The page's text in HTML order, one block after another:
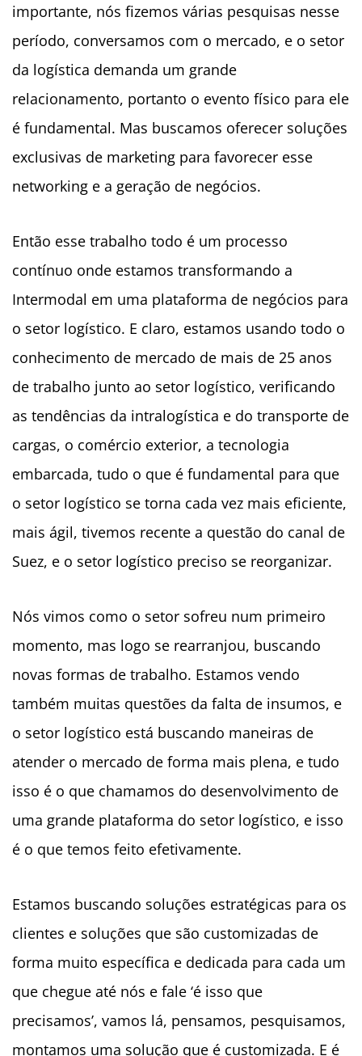
importante, nós fizemos várias pesquisas nesse
período, conversamos com o mercado, e o setor
da logística demanda um grande
relacionamento, portanto o evento físico para ele
é fundamental. Mas buscamos oferecer soluções
exclusivas de marketing para favorecer esse
networking e a geração de negócios.
Então esse trabalho todo é um processo
contínuo onde estamos transformando a
Intermodal em uma plataforma de negócios para
o setor logístico. E claro, estamos usando todo o
conhecimento de mercado de mais de 25 anos
de trabalho junto ao setor logístico, verificando
as tendências da intralogística e do transporte de
cargas, o comércio exterior, a tecnologia
embarcada, tudo o que é fundamental para que
o setor logístico se torna cada vez mais eficiente,
mais ágil, tivemos recente a questão do canal de
Suez, e o setor logístico preciso se reorganizar.
Nós vimos como o setor sofreu num primeiro
momento, mas logo se rearranjou, buscando
novas formas de trabalho. Estamos vendo
também muitas questões da falta de insumos, e
o setor logístico está buscando maneiras de
atender o mercado de forma mais plena, e tudo
isso é o que chamamos do desenvolvimento de
uma grande plataforma do setor logístico, e isso
é o que temos feito efetivamente.
Estamos buscando soluções estratégicas para os
clientes e soluções que são customizadas de
forma muito específica e dedicada para cada um
que chegue até nós e fale ‘é isso que
precisamos’, vamos lá, pensamos, pesquisamos,
montamos uma solução que é customizada. E é